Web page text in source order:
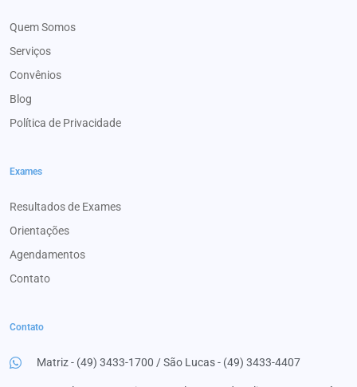
Quem Somos
Serviços
Convênios
Blog
Política de Privacidade
Exames
Resultados de Exames
Orientações
Agendamentos
Contato
Contato
Matriz - (49) 3433-1700 / São Lucas - (49) 3433-4407